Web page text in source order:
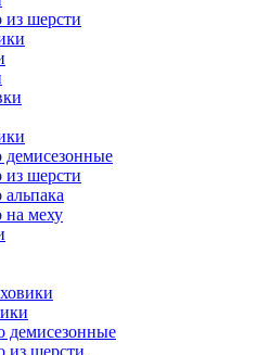
из шерсти
демисезонные
из шерсти
альпака
на меху
демисезонные
из шерсти